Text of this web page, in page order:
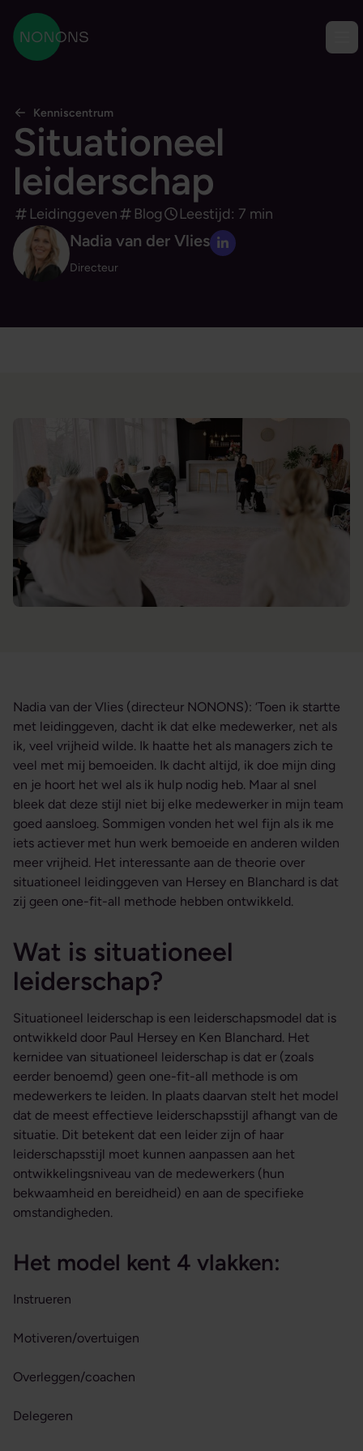
NONONS
Kenniscentrum
Situationeel
leiderschap
Leidinggeven Blog Leestijd: 7 min
Nadia van der Vlies
LinkedIn profiel
Directeur
Nadia van der Vlies (directeur NONONS): ‘Toen ik startte
met leidinggeven, dacht ik dat elke medewerker, net als
ik, veel vrijheid wilde. Ik haatte het als managers zich te
veel met mij bemoeiden. Ik dacht altijd, ik doe mijn ding
en je hoort het wel als ik hulp nodig heb. Maar al snel
bleek dat deze stijl niet bij elke medewerker in mijn team
goed aansloeg. Sommigen vonden het wel fijn als ik me
iets actiever met hun werk bemoeide en anderen wilden
meer vrijheid. Het interessante aan de theorie over
situationeel leidinggeven van Hersey en Blanchard is dat
zij geen one-fit-all methode hebben ontwikkeld.
Wat is situationeel
leiderschap?
Situationeel leiderschap is een leiderschapsmodel dat is
ontwikkeld door Paul Hersey en Ken Blanchard. Het
kernidee van situationeel leiderschap is dat er (zoals
eerder benoemd) geen one-fit-all methode is om
medewerkers te leiden. In plaats daarvan stelt het model
dat de meest effectieve leiderschapsstijl afhangt van de
situatie. Dit betekent dat een leider zijn of haar
leiderschapsstijl moet kunnen aanpassen aan het
ontwikkelingsniveau van de medewerkers (hun
bekwaamheid en bereidheid) en aan de specifieke
omstandigheden.
Het model kent 4 vlakken:
Instrueren
Motiveren/overtuigen
Overleggen/coachen
Delegeren